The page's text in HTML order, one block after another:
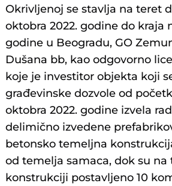
Okrivljenoj se stavlja na teret
oktobra 2022. godine do kraja
godine u Beogradu, GO
Dušana bb, kao odgovorno
koje je investitor objekta koji
građevinske dozvole od
oktobra 2022. godine izvela
delimično izvedene
betonsko temeljna
od temelja samaca, dok su na
konstrukciji postavljeno 10